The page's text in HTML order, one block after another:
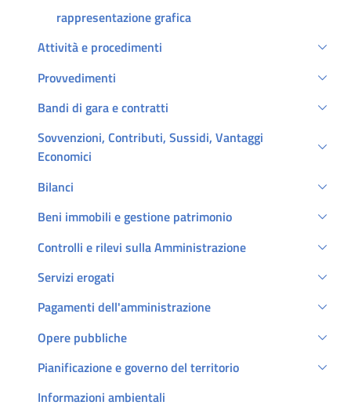
rappresentazione grafica
Attività e procedimenti
Provvedimenti
Bandi di gara e contratti
Sovvenzioni, Contributi, Sussidi, Vantaggi
Economici
Bilanci
Beni immobili e gestione patrimonio
Controlli e rilevi sulla Amministrazione
Servizi erogati
Pagamenti dell'amministrazione
Opere pubbliche
Pianificazione e governo del territorio
Informazioni ambientali